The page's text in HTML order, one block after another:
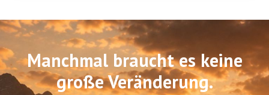
Manchmal braucht es keine
große Veränderung.